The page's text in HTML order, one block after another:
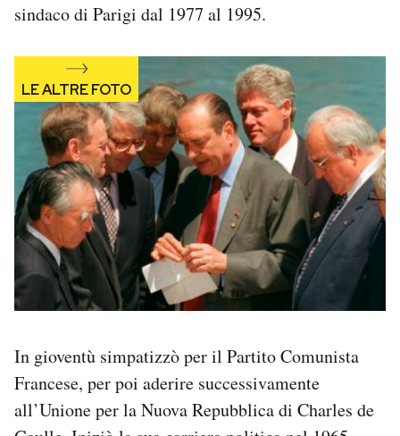
sindaco di Parigi dal 1977 al 1995.
In gioventù simpatizzò per il Partito Comunista
Francese, per poi aderire successivamente
all’Unione per la Nuova Repubblica di Charles de